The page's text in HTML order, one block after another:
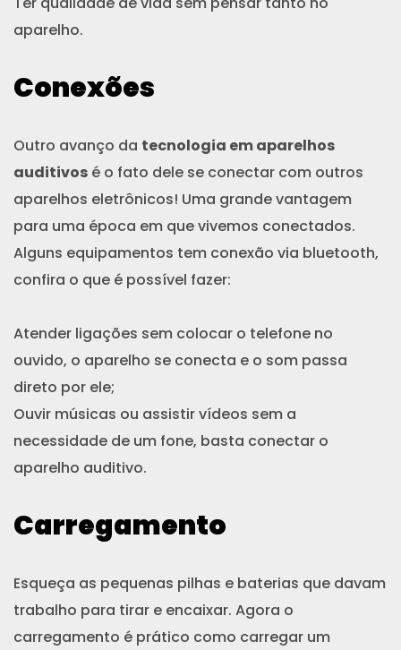
aparelho.
Conexões
Outro avanço da tecnologia em aparelhos
auditivos é o fato dele se conectar com outros
aparelhos eletrônicos! Uma grande vantagem
para uma época em que vivemos conectados.
Alguns equipamentos tem conexão via bluetooth,
confira o que é possível fazer:
Atender ligações sem colocar o telefone no
ouvido, o aparelho se conecta e o som passa
direto por ele;
Ouvir músicas ou assistir vídeos sem a
necessidade de um fone, basta conectar o
aparelho auditivo.
Carregamento
Esqueça as pequenas pilhas e baterias que davam
trabalho para tirar e encaixar. Agora o
carregamento é prático como carregar um